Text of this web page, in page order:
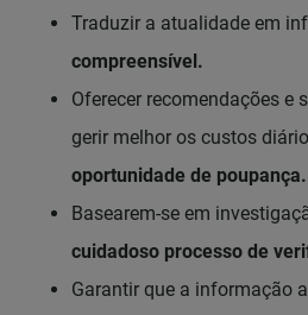
Traduzir a atualidade em
compreensível.
Oferecer recomendações e
gerir melhor os custos
oportunidade de poupança.
Basearem-se em
cuidadoso processo de
Garantir que a informação